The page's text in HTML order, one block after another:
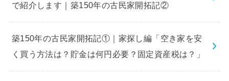
で紹介します｜築150年の古民家開拓記②
築150年の古民家開拓記①｜家探し編「空き家を安
く買う方法は？貯金は何円必要？固定資産税は？」